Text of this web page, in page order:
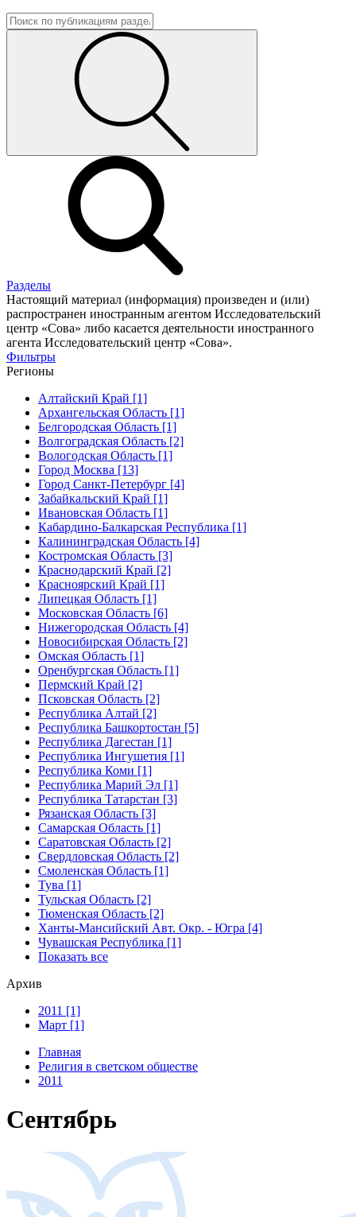
Разделы
Настоящий материал (информация) произведен и (или)
распространен иностранным агентом Исследовательский
центр «Сова» либо касается деятельности иностранного
агента Исследовательский центр «Сова».
Фильтры
Регионы
Алтайский Край [1]
Архангельская Область [1]
Белгородская Область [1]
Волгоградская Область [2]
Вологодская Область [1]
Город Москва [13]
Город Санкт-Петербург [4]
Забайкальский Край [1]
Ивановская Область [1]
Кабардино-Балкарская Республика [1]
Калининградская Область [4]
Костромская Область [3]
Краснодарский Край [2]
Красноярский Край [1]
Липецкая Область [1]
Московская Область [6]
Нижегородская Область [4]
Новосибирская Область [2]
Омская Область [1]
Оренбургская Область [1]
Пермский Край [2]
Псковская Область [2]
Республика Алтай [2]
Республика Башкортостан [5]
Республика Дагестан [1]
Республика Ингушетия [1]
Республика Коми [1]
Республика Марий Эл [1]
Республика Татарстан [3]
Рязанская Область [3]
Самарская Область [1]
Саратовская Область [2]
Свердловская Область [2]
Смоленская Область [1]
Тува [1]
Тульская Область [2]
Тюменская Область [2]
Ханты-Мансийский Авт. Окр. - Югра [4]
Чувашская Республика [1]
Показать все
Архив
2011 [1]
Март [1]
Главная
Религия в светском обществе
2011
Сентябрь